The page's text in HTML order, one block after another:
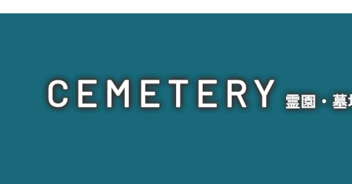
CEMETERY 霊園・